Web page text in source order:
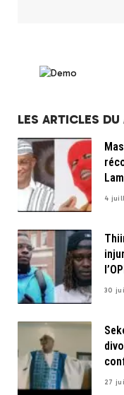
LES ARTICLES
4
30
27